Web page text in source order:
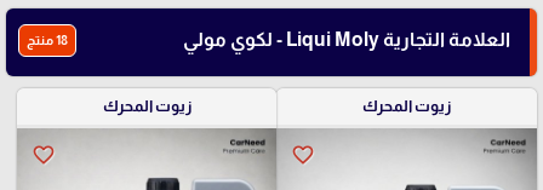
العلامة التجارية Liqui Moly - لكوي مولي 18 منتج
زيوت المحرك
favorite_border
زيوت المحرك
favorite_border